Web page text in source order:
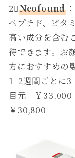
2⃣Neofound
ペプチド、ビタ
高い成分を含む
待できます。お
方におすすめの
1−2週間ごとに
目元 ￥
￥30,800